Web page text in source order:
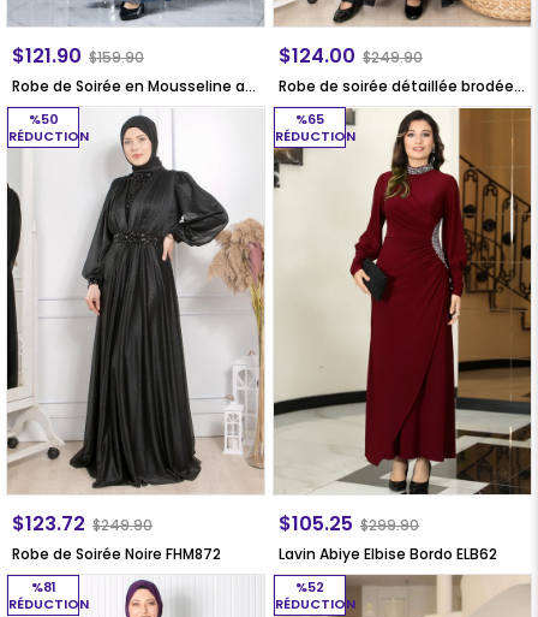
Robe de Soirée en Mousseline avec Détails Brodés, Indigo FHM954
$121.90 $159.90
Robe de soirée détaillée brodée de sequins Noire FHM854
$124.00 $249.90
Robe de Soirée Noire FHM872
$123.72 $249.90
%50
RÉDUCTION
Lavin Abiye Elbise Bordo ELB62
$105.25 $299.90
%65
RÉDUCTION
%81
RÉDUCTION
%52
RÉDUCTION